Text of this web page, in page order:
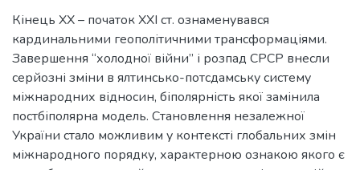
Кінець ХХ – початок ХХІ ст. ознаменувався
кардинальними геополітичними трансформаціями.
Завершення “холодної війни” і розпад СРСР внесли
серйозні зміни в ялтинсько-потсдамську систему
міжнародних відносин, біполярність якої замінила
постбіполярна модель. Становлення незалежної
України стало можливим у контексті глобальних змін
міжнародного порядку, характерною ознакою якого є